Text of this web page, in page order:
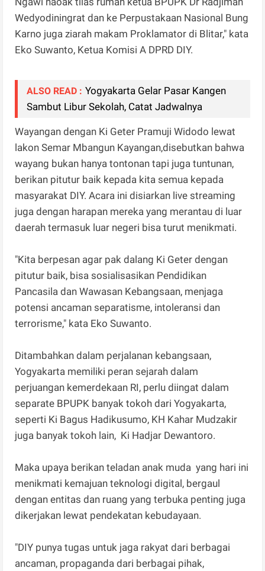
Wedyodiningrat dan ke Perpustakaan Nasional Bung
Karno juga ziarah makam Proklamator di Blitar," kata
Eko Suwanto, Ketua Komisi A DPRD DIY.
ALSO READ : Yogyakarta Gelar Pasar Kangen
Sambut Libur Sekolah, Catat Jadwalnya
Wayangan dengan Ki Geter Pramuji Widodo lewat
lakon Semar Mbangun Kayangan,disebutkan bahwa
wayang bukan hanya tontonan tapi juga tuntunan,
berikan pitutur baik kepada kita semua kepada
masyarakat DIY. Acara ini disiarkan live streaming
juga dengan harapan mereka yang merantau di luar
daerah termasuk luar negeri bisa turut menikmati.
"Kita berpesan agar pak dalang Ki Geter dengan
pitutur baik, bisa sosialisasikan Pendidikan
Pancasila dan Wawasan Kebangsaan, menjaga
potensi ancaman separatisme, intoleransi dan
terrorisme," kata Eko Suwanto.
Ditambahkan dalam perjalanan kebangsaan,
Yogyakarta memiliki peran sejarah dalam
perjuangan kemerdekaan RI, perlu diingat dalam
separate BPUPK banyak tokoh dari Yogyakarta,
seperti Ki Bagus Hadikusumo, KH Kahar Mudzakir
juga banyak tokoh lain, Ki Hadjar Dewantoro.
Maka upaya berikan teladan anak muda yang hari ini
menikmati kemajuan teknologi digital, bergaul
dengan entitas dan ruang yang terbuka penting juga
dikerjakan lewat pendekatan kebudayaan.
"DIY punya tugas untuk jaga rakyat dari berbagai
ancaman, propaganda dari berbagai pihak,